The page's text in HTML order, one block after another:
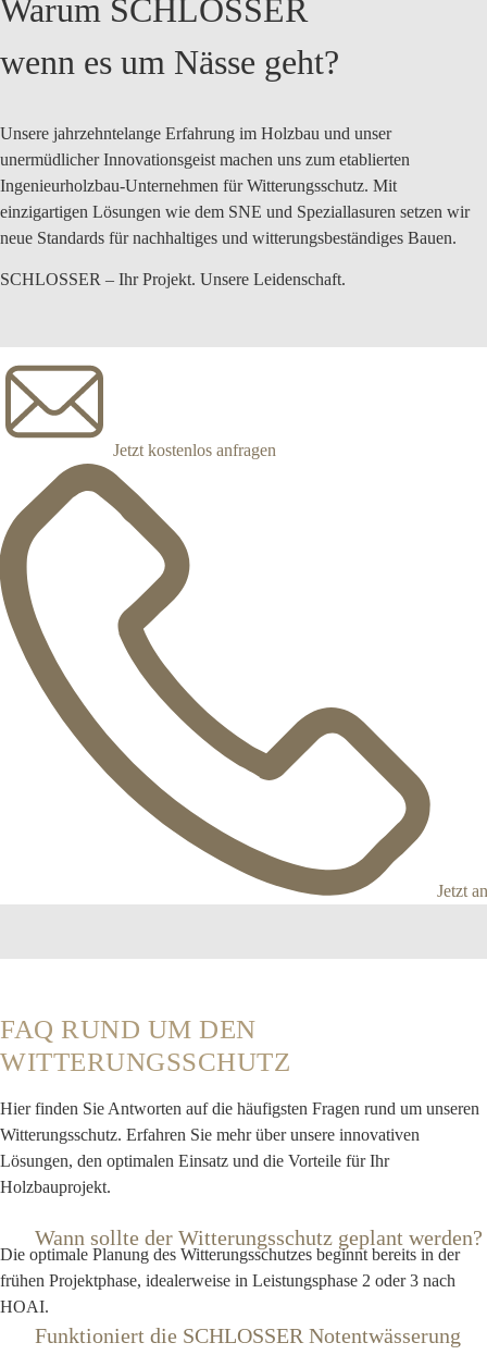
Warum SCHLOSSER
wenn es um Nässe geht?
Unsere jahrzehntelange Erfahrung im Holzbau und unser
unermüdlicher Innovationsgeist machen uns zum etablierten
Ingenieurholzbau-Unternehmen für Witterungsschutz. Mit
einzigartigen Lösungen wie dem SNE und Speziallasuren setzen wir
neue Standards fürnachhaltiges und witterungsbeständiges Bauen.
SCHLOSSER – Ihr Projekt. Unsere Leidenschaft.
Jetzt kostenlos anfragen
Jetzt
FAQ RUND UM DEN
WITTERUNGSSCHUTZ
Hier finden Sie Antworten auf die häufigsten Fragen rund um unseren
Witterungsschutz. Erfahren Sie mehr über unsere innovativen
Lösungen, den optimalen Einsatz und die Vorteile für Ihr
Holzbauprojekt.
Wann sollte der Witterungsschutz geplant werden?
Die optimale Planung des Witterungsschutzes beginnt bereits in der
frühen Projektphase, idealerweise in Leistungsphase 2 oder 3 nach
HOAI.
Funktioniert die SCHLOSSER Notentwässerung